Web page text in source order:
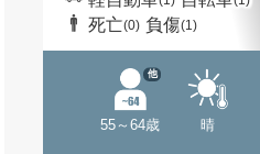
死亡(0) 負傷(1)
55～64歳
他
晴